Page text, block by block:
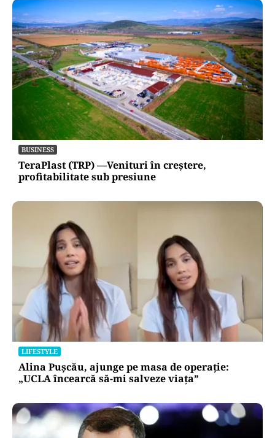
BUSINESS
TeraPlast (TRP) —Venituri în creștere,
profitabilitate sub presiune
LIFESTYLE
Alina Pușcău, ajunge pe masa de operație:
„UCLA încearcă să-mi salveze viața”